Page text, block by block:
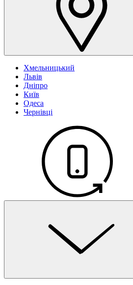
Хмельницький
Львів
Дніпро
Київ
Одеса
Чернівці